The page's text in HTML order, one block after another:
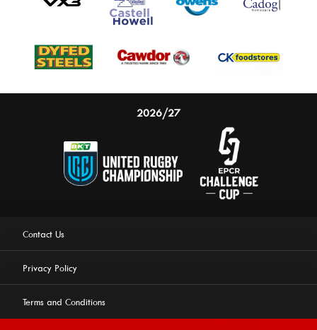
2026/27
Contact Us
Privacy Policy
Terms and Conditions